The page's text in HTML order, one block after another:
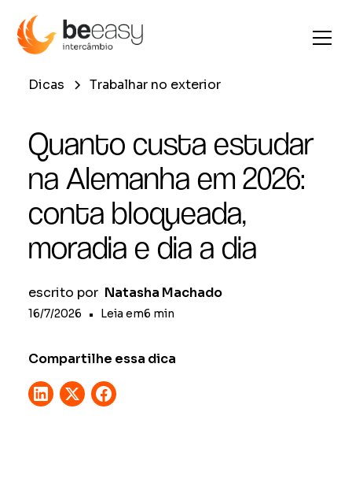
Dicas Trabalhar no exterior
Quanto custa estudar
na Alemanha em 2026:
conta bloqueada,
moradia e dia a dia
escrito por Natasha Machado
16/7/2026 • Leia em6 min
Compartilhe essa dica